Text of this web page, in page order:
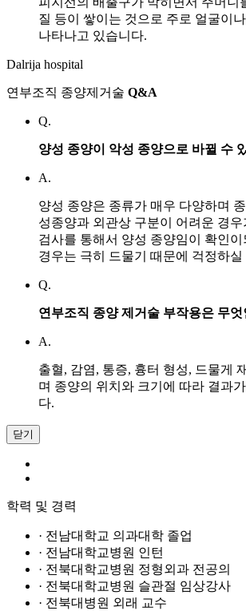
질 등이 쌓이는 것으로 주로 얼굴이
나타나고 있습니다.
Dalrija hospital
연부조직 종양제거술 Q&A
Q.
양성 종양이 악성 종양으로 바뀔 수
A.
양성 종양은 종류가 매우 다양하며
성종양과 외관상 구분이 어려운 경
검사를 통해서 양성 종양임이 확인
경우는 극히 드물기 때문에 걱정하
Q.
연부조직 종양 제거술 부작용은 무엇
A.
출혈, 감염, 통증, 흉터 형성, 드물게
며 종양의 위치와 크기에 따라 결과
다.
닫기
학력 및 경력
· 전남대학교 의과대학 졸업
· 전남대학교병원 인턴
· 전북대학교병원 정형외과 전공의
· 전북대학교병원 슬관절 임상강사
· 전북대병원 외래 교수